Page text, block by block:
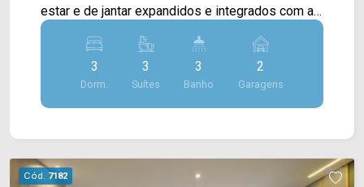
estar e de jantar expandidos e integrados com a
cozinha, varanda com área gourmet e área de
serviço. > 03 quartos, sendo 01 suíte; > 03
banheiros, sendo 01 lavabo e 01 banheiro social;
do cenário urbano de Americana, este
fácil acesso as principais rodovias como a
3
Dorm.
3
Suítes
3
Banho
2
Garagens
Cód. 7182